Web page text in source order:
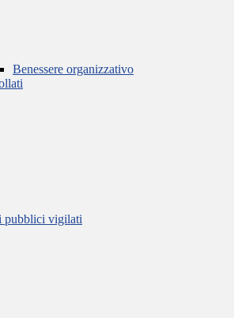
Benessere organizzativo
pubblici vigilati